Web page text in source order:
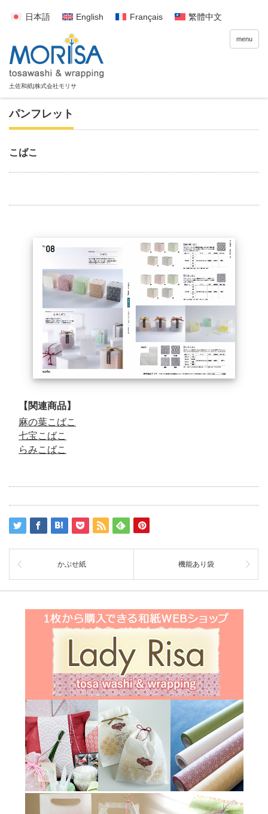
日本語 English Français 繁體中文
menu
パンフレット
こばこ
【関連商品】
麻の葉こばこ
七宝こばこ
らみこばこ
かぶせ紙 機能あり袋